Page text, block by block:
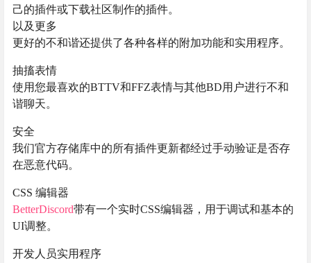
己的插件或下载社区制作的插件。
以及更多
更好的不和谐还提供了各种各样的附加功能和实用程序。
抽搐表情
使用您最喜欢的BTTV和FFZ表情与其他BD用户进行不和
谐聊天。
安全
我们官方存储库中的所有插件更新都经过手动验证是否存
在恶意代码。
CSS 编辑器
BetterDiscord带有一个实时CSS编辑器，用于调试和基本的
UI调整。
开发人员实用程序